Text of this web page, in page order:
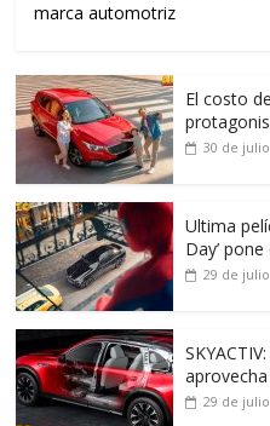
marca automotriz
El costo
30 de
Ultima
Day’
29 de
29 de